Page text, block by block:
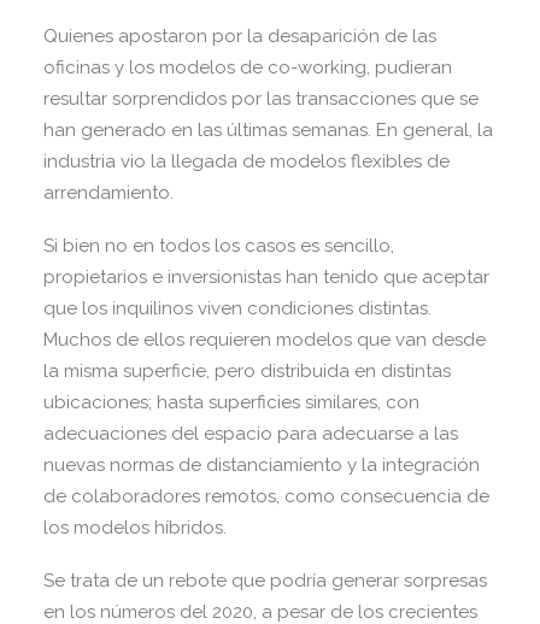
Quienes apostaron por la desaparición de las
oficinas y los modelos de co-working, pudieran
resultar sorprendidos por las transacciones que se
han generado en las últimas semanas. En general, la
industria vio la llegada de modelos flexibles de
arrendamiento.
Si bien no en todos los casos es sencillo,
propietarios e inversionistas han tenido que aceptar
que los inquilinos viven condiciones distintas.
Muchos de ellos requieren modelos que van desde
la misma superficie, pero distribuida en distintas
ubicaciones; hasta superficies similares, con
adecuaciones del espacio para adecuarse a las
nuevas normas de distanciamiento y la integración
de colaboradores remotos, como consecuencia de
los modelos híbridos.
Se trata de un rebote que podría generar sorpresas
en los números del 2020, a pesar de los crecientes